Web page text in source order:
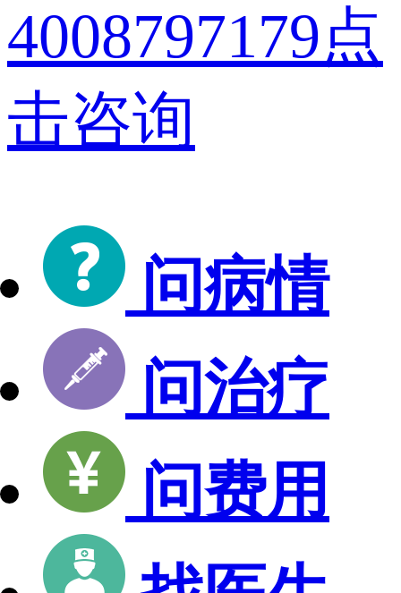
4008797179点
击咨询
问病情
问治疗
问费用